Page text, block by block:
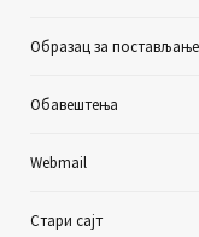
Образац за постављање
Обавештења
Webmail
Стари сајт